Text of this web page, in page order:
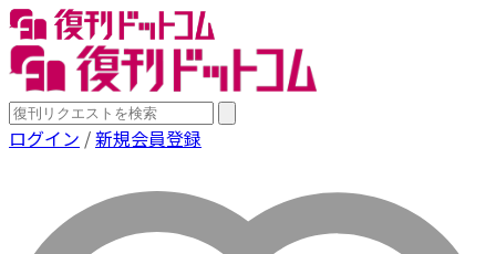
ログイン /新規会員登録